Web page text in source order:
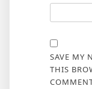
SAVE MY
THIS